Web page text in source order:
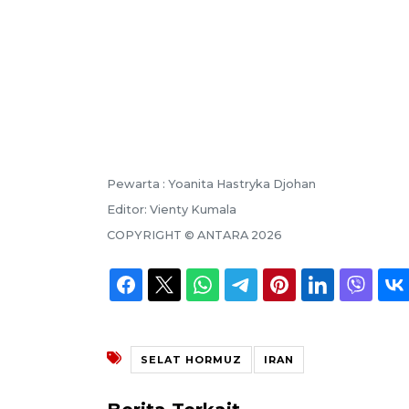
Pewarta : Yoanita Hastryka Djohan
Editor: Vienty Kumala
COPYRIGHT © ANTARA 2026
SELAT HORMUZ IRAN